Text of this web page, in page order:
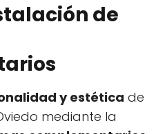
de
y estética de
mediante la